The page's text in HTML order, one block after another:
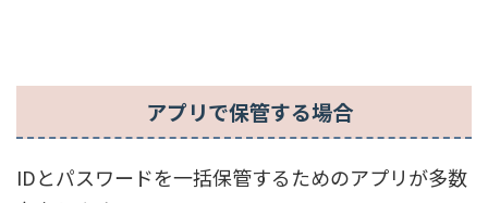
アプリで保管する場合
IDとパスワードを一括保管するためのアプリが多数